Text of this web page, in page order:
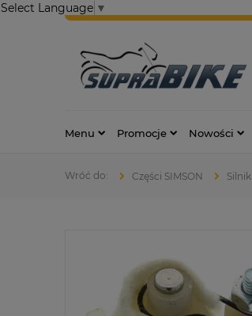
Select Language ▼
Menu Promocje Nowości
Części SIMSON Silnik